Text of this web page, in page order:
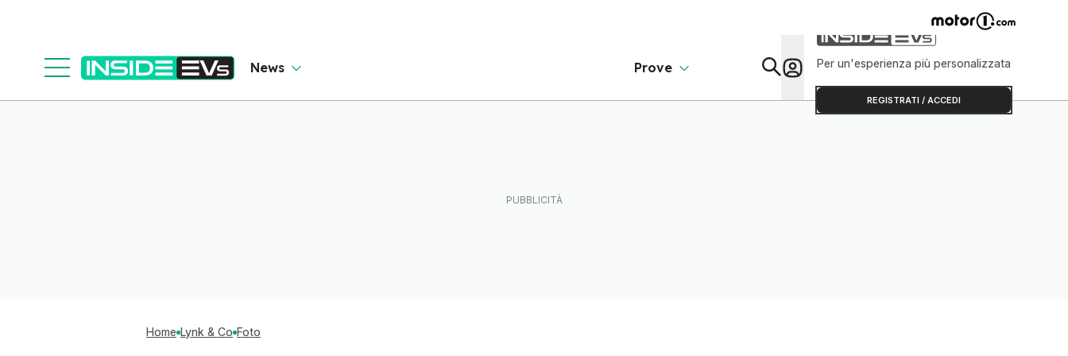
News Prove Per un'esperienza più personalizzata
REGISTRATI / ACCEDI
Home Lynk & Co Foto